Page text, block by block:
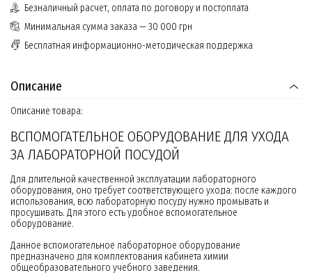
Безналичный расчет, оплата по договору и постоплата
Минимальная сумма заказа — 30 000 грн
Бесплатная информационно-методическая поддержка
Описание
Описание товара:
ВСПОМОГАТЕЛЬНОЕ ОБОРУДОВАНИЕ ДЛЯ УХОДА
ЗА ЛАБОРАТОРНОЙ ПОСУДОЙ
Для длительной качественной эксплуатации лабораторного
оборудования, оно требует соответствующего ухода: после каждого
использования, всю лабораторную посуду нужно промывать и
просушивать. Для этого есть удобное вспомогательное
оборудование.
Данное вспомогательное лабораторное оборудование
предназначено для комплектования кабинета химии
общеобразовательного учебного заведения.